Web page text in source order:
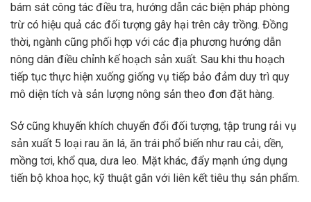
bám sát công tác điều tra, hướng dẫn các biện pháp phòng
trừ có hiệu quả các đối tượng gây hại trên cây trồng. Đồng
thời, ngành cũng phối hợp với các địa phương hướng dẫn
nông dân điều chỉnh kế hoạch sản xuất. Sau khi thu hoạch
tiếp tục thực hiện xuống giống vụ tiếp bảo đảm duy trì quy
mô diện tích và sản lượng nông sản theo đơn đặt hàng.
Sở cũng khuyến khích chuyển đổi đối tượng, tập trung rải vụ
sản xuất 5 loại rau ăn lá, ăn trái phổ biến như rau cải, dền,
mồng tơi, khổ qua, dưa leo. Mặt khác, đẩy mạnh ứng dụng
tiến bộ khoa học, kỹ thuật gắn với liên kết tiêu thụ sản phẩm.